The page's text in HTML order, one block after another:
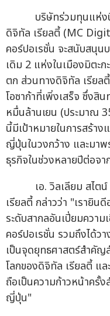
บริษัทร่วมทุนแห่งนี้จ
ดิจิทัล เรียลตี้ (MC
คอร์ปอเรชั่น จะสนับสนุ
เดิม 2 แห่งในเมืองมิตะ
ตก ส่วนทางดิจิทัล เรียล
โอซาก้าที่เพิ่งเสร็จ ซึ่ง
หมื่นล้านเยน (ประมาณ
นี้มีเป้าหมายในการสร้า
ญี่ปุ่นในวงกว้าง และมา
ธุรกิจในช่วงหลายปีต่อจา
เอ. วิลเลียม สไตน์ ป
เรียลตี้ กล่าวว่า "เรายิ
ระดับสากลอันเปี่ยมควา
คอร์ปอเรชั่น รวมถึงได้ว
เป็นจุดยุทธศาสตร์สำคั
โลกของดิจิทัล เรียลตี้ แ
ถือเป็นความก้าวหน้าครั้ง
ญี่ปุ่น"